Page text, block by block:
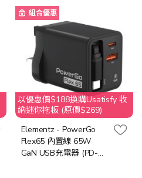
組合優惠
以優惠價$188換購Usatisfy 收
納迷你拖板 (原價$269)
Elementz - PowerGo
Flex65 內置線 65W
GaN USB充電器 (PD-